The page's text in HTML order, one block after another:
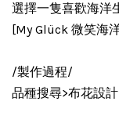
選擇一隻喜歡海洋
[My Glück 微笑海
/製作過程/
品種搜尋>布花設